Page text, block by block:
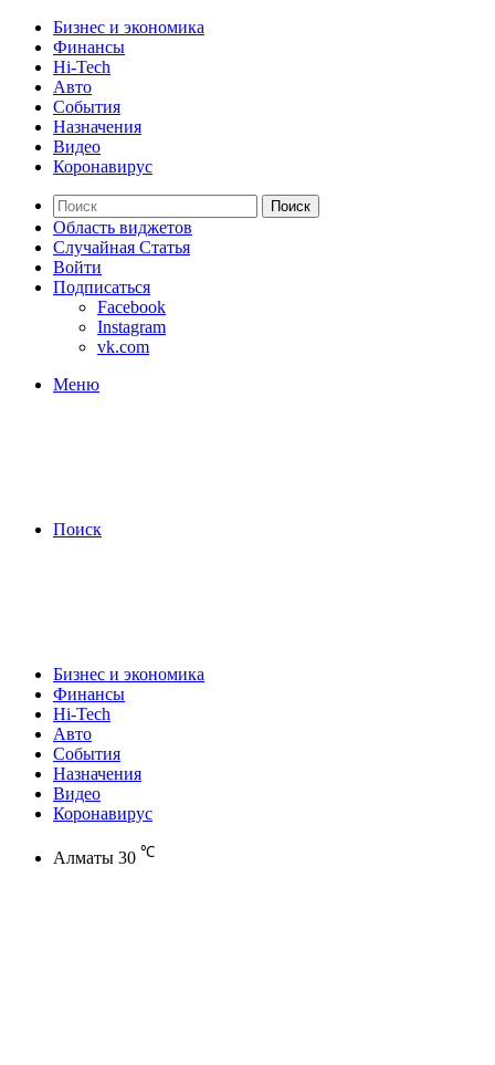
Бизнес и экономика
Финансы
Hi-Tech
Авто
События
Назначения
Видео
Коронавирус
Поиск
Область виджетов
Случайная Статья
Войти
Подписаться
Facebook
Instagram
vk.com
Меню
Поиск
Бизнес и экономика
Финансы
Hi-Tech
Авто
События
Назначения
Видео
Коронавирус
Алматы 30 ℃